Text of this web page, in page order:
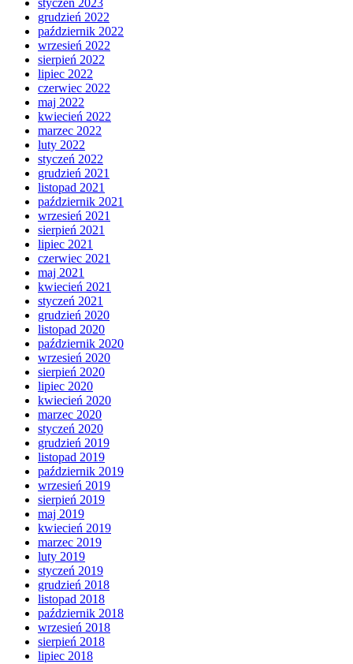
styczeń 2023
grudzień 2022
październik 2022
wrzesień 2022
sierpień 2022
lipiec 2022
czerwiec 2022
maj 2022
kwiecień 2022
marzec 2022
luty 2022
styczeń 2022
grudzień 2021
listopad 2021
październik 2021
wrzesień 2021
sierpień 2021
lipiec 2021
czerwiec 2021
maj 2021
kwiecień 2021
styczeń 2021
grudzień 2020
listopad 2020
październik 2020
wrzesień 2020
sierpień 2020
lipiec 2020
kwiecień 2020
marzec 2020
styczeń 2020
grudzień 2019
listopad 2019
październik 2019
wrzesień 2019
sierpień 2019
maj 2019
kwiecień 2019
marzec 2019
luty 2019
styczeń 2019
grudzień 2018
listopad 2018
październik 2018
wrzesień 2018
sierpień 2018
lipiec 2018